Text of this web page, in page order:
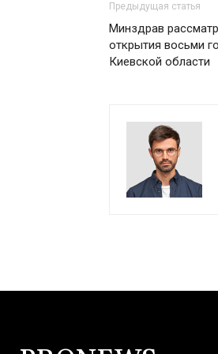
Предыдущая статья
Минздрав
открытия восьми
Киевской области